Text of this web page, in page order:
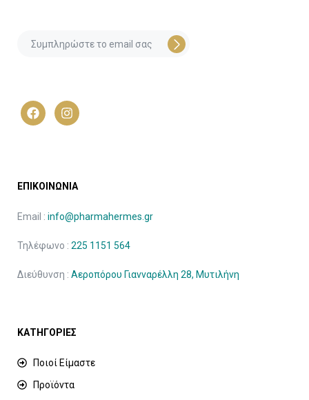
ΕΠΙΚΟΙΝΩΝΙΑ
Email : info@pharmahermes.gr
Τηλέφωνο : 225 1151 564
Διεύθυνση : Αεροπόρου Γιανναρέλλη 28, Μυτιλήνη
ΚΑΤΗΓΟΡΙΕΣ
Ποιοί Είμαστε
Προϊόντα